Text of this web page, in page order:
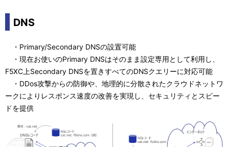
DNS
・Primary/Secondary DNSの設置可能
・現在お使いのPrimary DNSはそのまま設定専用として利用し、
F5XC上Secondary DNSを置きすべてのDNSクエリーに対応可能
・DDos攻撃からの防御や、地理的に分散されたクラウドネットワ
ークによりレスポンス速度の改善を実現し、セキュリティとスピー
ドを提供